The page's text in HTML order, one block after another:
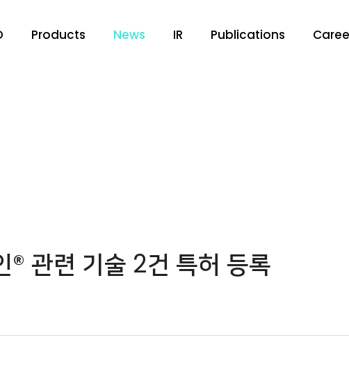
Products News IR Publications
® 관련 기술 2건 특허 등록